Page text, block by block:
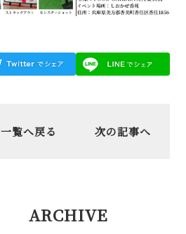
一覧へ戻る 次の記事へ
ARCHIVE